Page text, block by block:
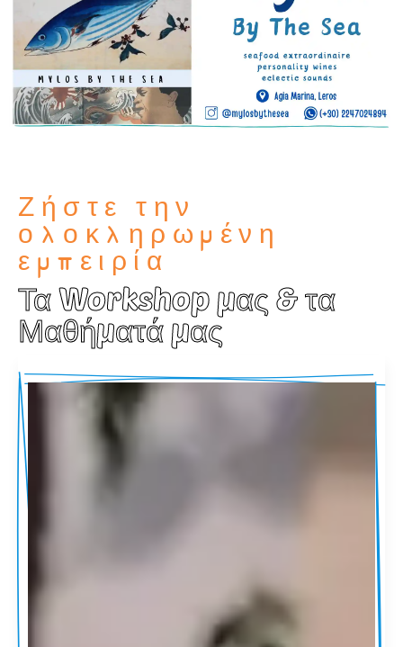
Ζήστε την
ολοκληρωμένη
εμπειρία
Τα Workshop μας & τα
Μαθήματά μας